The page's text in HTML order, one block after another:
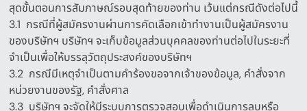
สุดขั้นตอนการสัมภาษณ์รอบสุดท้ายของท่าน เว้นแต่กรณีดังต่อไปนี้
3.1 กรณีที่ผู้สมัครงานผ่านการคัดเลือกเข้าทำงานเป็นผู้สมัครงาน
ของบริษัทฯ บริษัทฯ จะเก็บข้อมูลส่วนบุคคลของท่านต่อไปในระยะที่
จำเป็นเพื่อให้บรรลุวัตถุประสงค์ของบริษัทฯ
3.2 กรณีมีเหตุจำเป็นตามคำร้องขอจากเจ้าของข้อมูล, คำสั่งจาก
หน่วยงานของรัฐ, คำสั่งศาล
3.3 บริษัทฯ จะจัดให้มีระบบการตรวจสอบเพื่อดำเนินการลบหรือ